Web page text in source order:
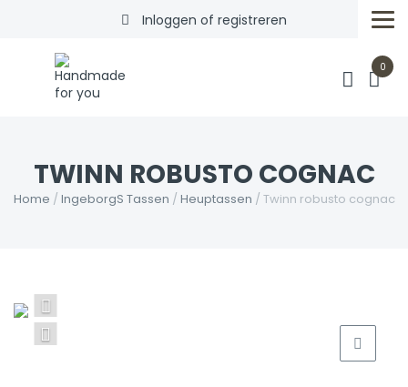
Inloggen of registreren
0
TWINN ROBUSTO COGNAC
Home / IngeborgS Tassen / Heuptassen / Twinn robusto cognac